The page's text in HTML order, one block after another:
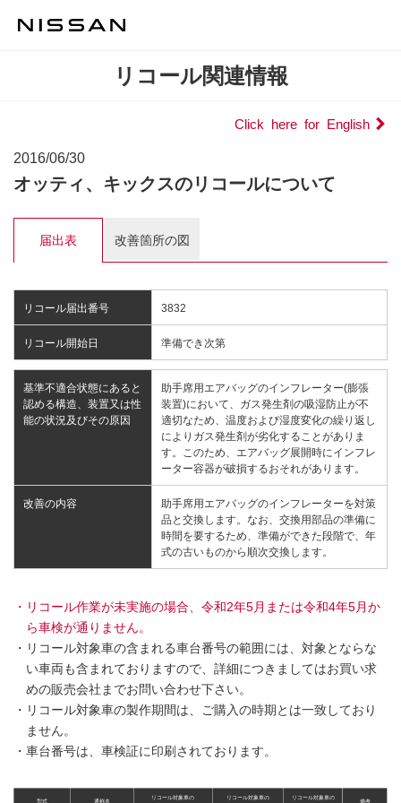
リコール関連情報
Click here for English
2016/06/30
オッティ、キックスのリコールについて
届出表 改善箇所の図
リコール届出番号 3832
リコール開始日 準備でき次第
基準不適合状態にあると
認める構造、装置又は性
能の状況及びその原因
助手席用エアバッグのインフレーター(膨張
装置)において、ガス発生剤の吸湿防止が不
適切なため、温度および湿度変化の繰り返し
によりガス発生剤が劣化することがありま
す。このため、エアバッグ展開時にインフレ
ーター容器が破損するおそれがあります。
改善の内容
助手席用エアバッグのインフレーターを対策
品と交換します。なお、交換用部品の準備に
時間を要するため、準備ができた段階で、年
式の古いものから順次交換します。
・リコール作業が未実施の場合、令和2年5月または令和4年5月か
ら車検が通りません。
・リコール対象車の含まれる車台番号の範囲には、対象とならな
い車両も含まれておりますので、詳細につきましてはお買い求
めの販売会社までお問い合わせ下さい。
・リコール対象車の製作期間は、ご購入の時期とは一致しており
ません。
・車台番号は、車検証に印刷されております。
型式 通称名
リコール対象車の
リコール対象車の
リコール対象車の
備考